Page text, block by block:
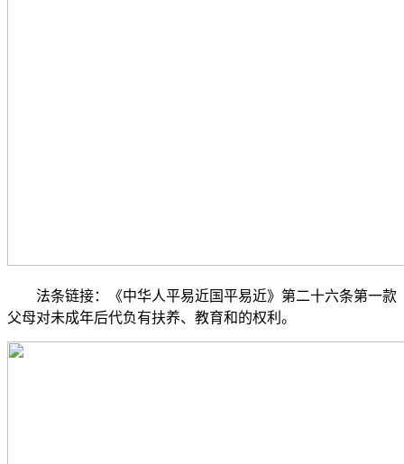
法条链接：《中华人平易近国平易近》第二十六条第一款
父母对未成年后代负有扶养、教育和的权利。